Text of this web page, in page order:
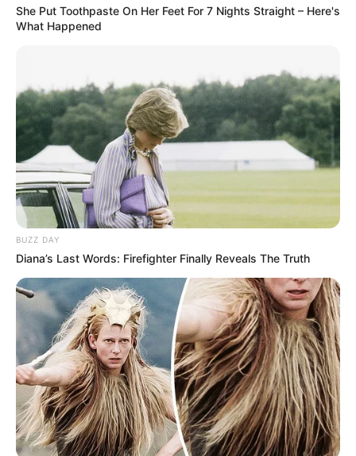
She Put Toothpaste On Her Feet For 7 Nights Straight – Here's
What Happened
BUZZ DAY
Diana’s Last Words: Firefighter Finally Reveals The Truth